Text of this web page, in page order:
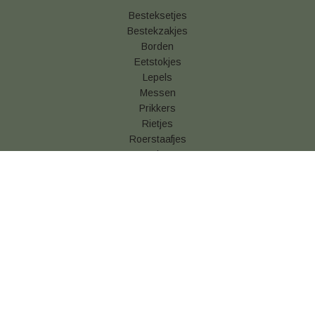
Besteksetjes
Bestekzakjes
Borden
Eetstokjes
Lepels
Messen
Prikkers
Rietjes
Roerstaafjes
Vorken